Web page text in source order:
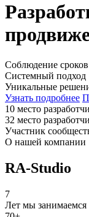
Соблюдение сроков
Системный подход
Уникальные
Узнать подробнее
10 место
32 место
Участник
О нашей компании
RA-Studio
7
Лет мы занимаемся